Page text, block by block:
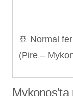
🚢 Normal
(Pire –